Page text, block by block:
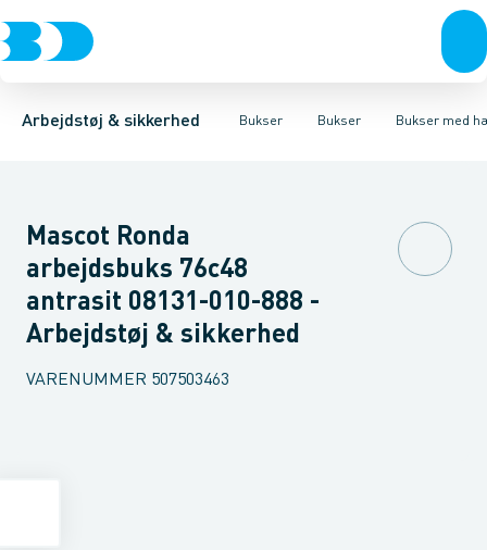
Arbejdstøj & sikkerhed Bukser
Trøjer & t-shirtsBukser Overtøj & huer Undertøj & sokkerSko
Bukser
BukserKnickers & Shorts OverallsKedeldragter Knæskånere
Bukser med
Bukser med hængelommer Bukser med lårlommer
Mascot Ronda
arbejdsbuks 76c48
antrasit 08131-010-888 -
Arbejdstøj & sikkerhed
VARENUMMER 507503463